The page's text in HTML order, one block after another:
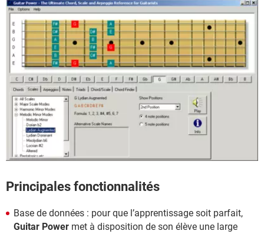
Principales fonctionnalités
Base de données : pour que l’apprentissage soit parfait,
Guitar Power met à disposition de son élève une large